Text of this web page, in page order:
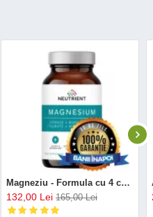
Magneziu - Formula cu 4 chelați (120 capsule), Neutrient
132,00 Lei 165,00 Lei